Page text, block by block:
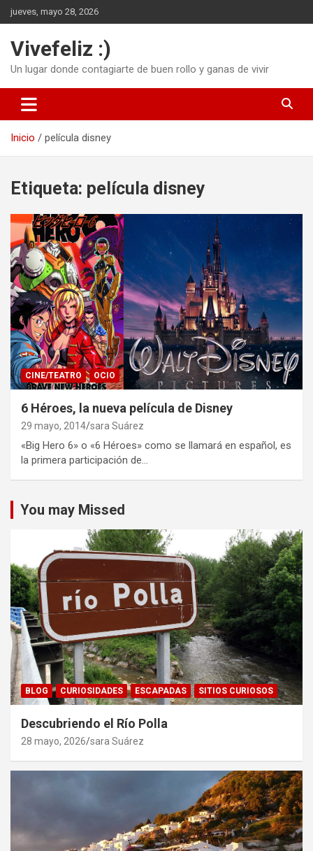
Saltar
al
jueves, mayo 28, 2026
Vivefeliz :)
Un lugar donde contagiarte de buen rollo y ganas de vivir
Inicio película disney
Etiqueta: película disney
CINE/TEATRO OCIO
6 Héroes, la nueva película de Disney
29 mayo, 2014 sara Suárez
«Big Hero 6» o «6 Héroes» como se llamará en español, es
la primera participación de…
You may Missed
BLOG CURIOSIDADES ESCAPADAS SITIOS CURIOSOS
Descubriendo el Río Polla
28 mayo, 2026 sara Suárez